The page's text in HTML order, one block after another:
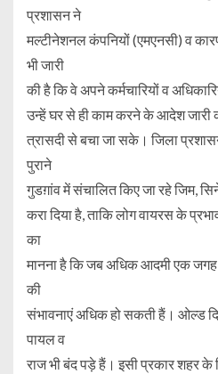
प्रशासन ने
मल्टीनेशनल कंपनियों (एमएनसी) व
भी जारी
की है कि वे अपने कर्मचारियों व
उन्हें घर से ही काम करने के आदेश जारी
त्रासदी से बचा जा सके। जिला
पुराने
गुडग़ांव में संचालित किए जा रहे जिम,
करा दिया है, ताकि लोग वायरस के
का
मानना है कि जब अधिक आदमी एक
की
संभावनाएं अधिक हो सकती हैं। ओल्ड
पायल व
राज भी बंद पड़े हैं। इसी प्रकार शहर के